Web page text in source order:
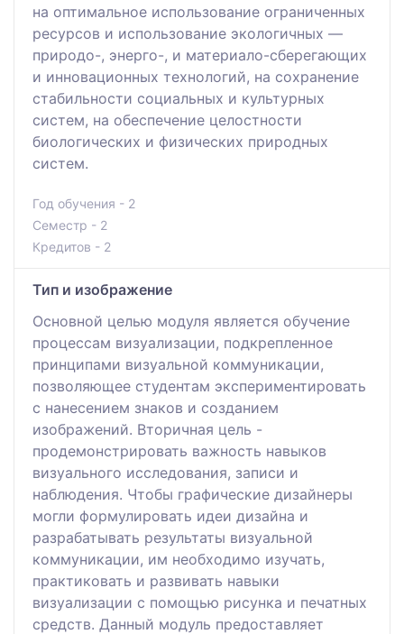
на оптимальное использование ограниченных
ресурсов и использование экологичных —
природо-, энерго-, и материало-сберегающих
и инновационных технологий, на сохранение
стабильности социальных и культурных
систем, на обеспечение целостности
биологических и физических природных
систем.
Год обучения - 2
Семестр - 2
Кредитов - 2
Тип и изображение
Основной целью модуля является обучение
процессам визуализации, подкрепленное
принципами визуальной коммуникации,
позволяющее студентам экспериментировать
с нанесением знаков и созданием
изображений. Вторичная цель -
продемонстрировать важность навыков
визуального исследования, записи и
наблюдения. Чтобы графические дизайнеры
могли формулировать идеи дизайна и
разрабатывать результаты визуальной
коммуникации, им необходимо изучать,
практиковать и развивать навыки
визуализации с помощью рисунка и печатных
средств. Данный модуль предоставляет